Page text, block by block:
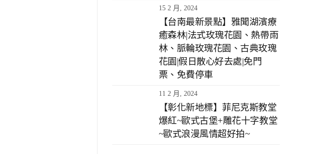
15 2 月, 2024
【台南最新景點】雅聞湖濱療
癒森林|法式玫瑰花園、熱帶雨
林、脈輪玫瑰花園、古典玫瑰
花園|假日散心好去處|免門
票、免費停車
11 2 月, 2024
【彰化新地標】菲尼克斯教堂
爆紅~歐式古堡+雕花十字教堂
~歐式浪漫風情超好拍~